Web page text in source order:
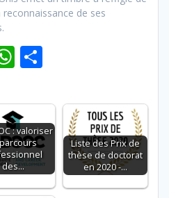
reconnaissance de ses
W
at
s
A
p
p
ta
g
er
: valoriser
des…
Liste des Prix de
thèse de doctorat
en 2020 -…